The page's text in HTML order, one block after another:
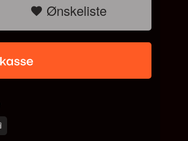
Ønskeliste